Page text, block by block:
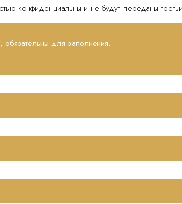
конфиденциальны и не будут переданы
для заполнения.